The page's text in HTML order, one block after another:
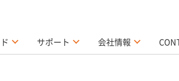
サポート 会社情報